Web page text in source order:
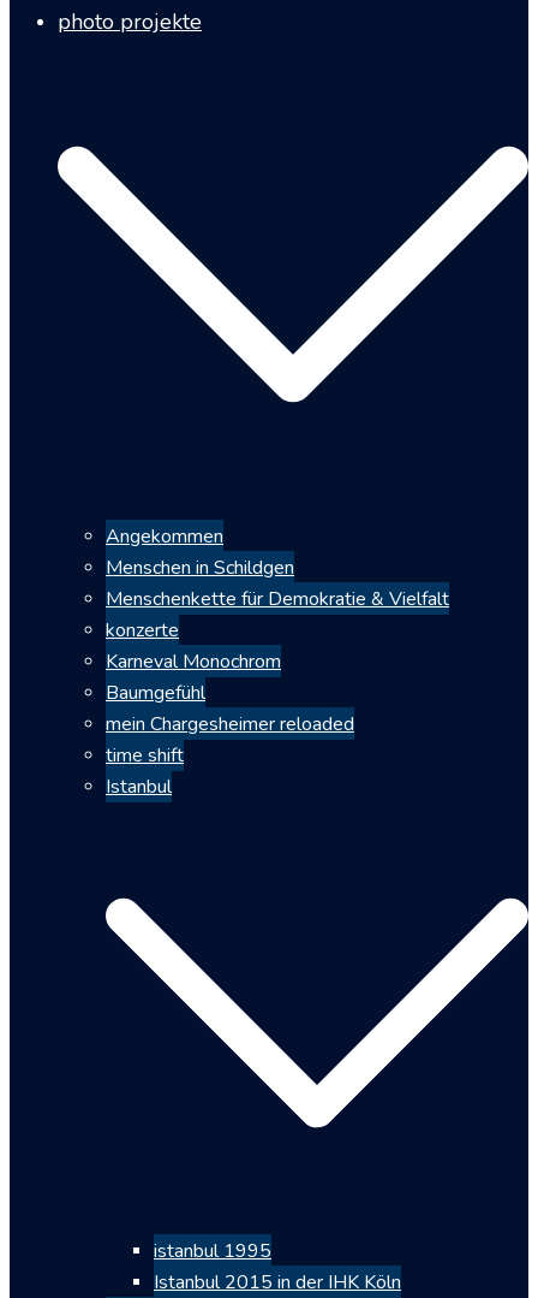
photo projekte
Angekommen
Menschen in Schildgen
Menschenkette für Demokratie & Vielfalt
konzerte
Karneval Monochrom
Baumgefühl
mein Chargesheimer reloaded
time shift
Istanbul
istanbul 1995
Istanbul 2015 in der IHK Köln